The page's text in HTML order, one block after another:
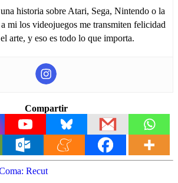
historia sobre Atari, Sega, Nintendo o la
mi los videojuegos me transmiten felicidad
arte, y eso es todo lo que importa.
Compartir
Recut